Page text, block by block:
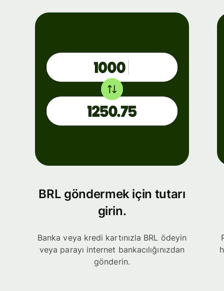
BRL göndermek için tutarı
girin.
Banka veya kredi kartınızla BRL ödeyin
veya parayı internet bankacılığınızdan
gönderin.